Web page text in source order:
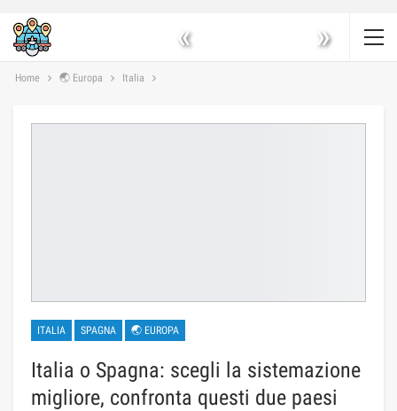
« »
Home 🌏 Europa Italia
ITALIA SPAGNA 🌏 EUROPA
Italia o Spagna: scegli la sistemazione
migliore, confronta questi due paesi